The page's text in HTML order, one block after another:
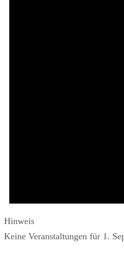
Hinweis
Keine Veranstaltungen für 1.